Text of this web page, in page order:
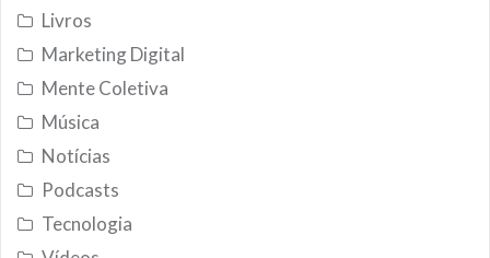
Livros
Marketing Digital
Mente Coletiva
Música
Notícias
Podcasts
Tecnologia